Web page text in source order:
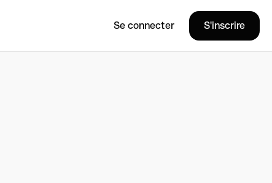
Se connecter S'inscrire